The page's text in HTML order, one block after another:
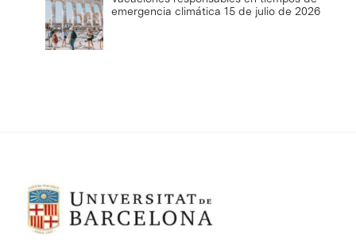
emergencia climática 15 de julio de 2026